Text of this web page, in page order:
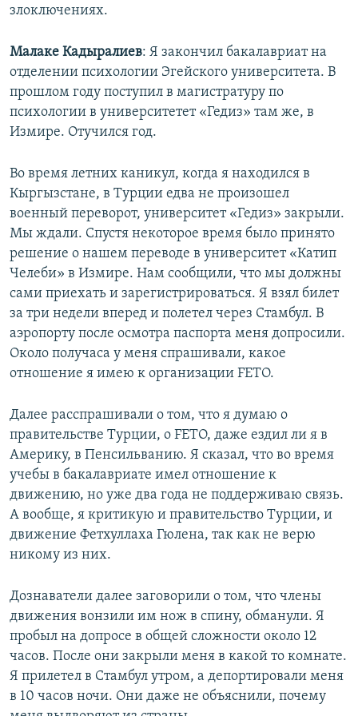
злоключениях.
Малаке Кадыралиев: Я закончил бакалавриат на
отделении психологии Эгейского университета. В
прошлом году поступил в магистратуру по
психологии в университетет «Гедиз» там же, в
Измире. Отучился год.
Во время летних каникул, когда я находился в
Кыргызстане, в Турции едва не произошел
военный переворот, университет «Гедиз» закрыли.
Мы ждали. Спустя некоторое время было принято
решение о нашем переводе в университет «Катип
Челеби» в Измире. Нам сообщили, что мы должны
сами приехать и зарегистрироваться. Я взял билет
за три недели вперед и полетел через Стамбул. В
аэропорту после осмотра паспорта меня допросили.
Около получаса у меня спрашивали, какое
отношение я имею к организации FETO.
Далее расспрашивали о том, что я думаю о
правительстве Турции, о FETO, даже ездил ли я в
Америку, в Пенсильванию. Я сказал, что во время
учебы в бакалавриате имел отношение к
движению, но уже два года не поддерживаю связь.
А вообще, я критикую и правительство Турции, и
движение Фетхуллаха Гюлена, так как не верю
никому из них.
Дознаватели далее заговорили о том, что члены
движения вонзили им нож в спину, обманули. Я
пробыл на допросе в общей сложности около 12
часов. После они закрыли меня в какой то комнате.
Я прилетел в Стамбул утром, а депортировали меня
в 10 часов ночи. Они даже не объяснили, почему